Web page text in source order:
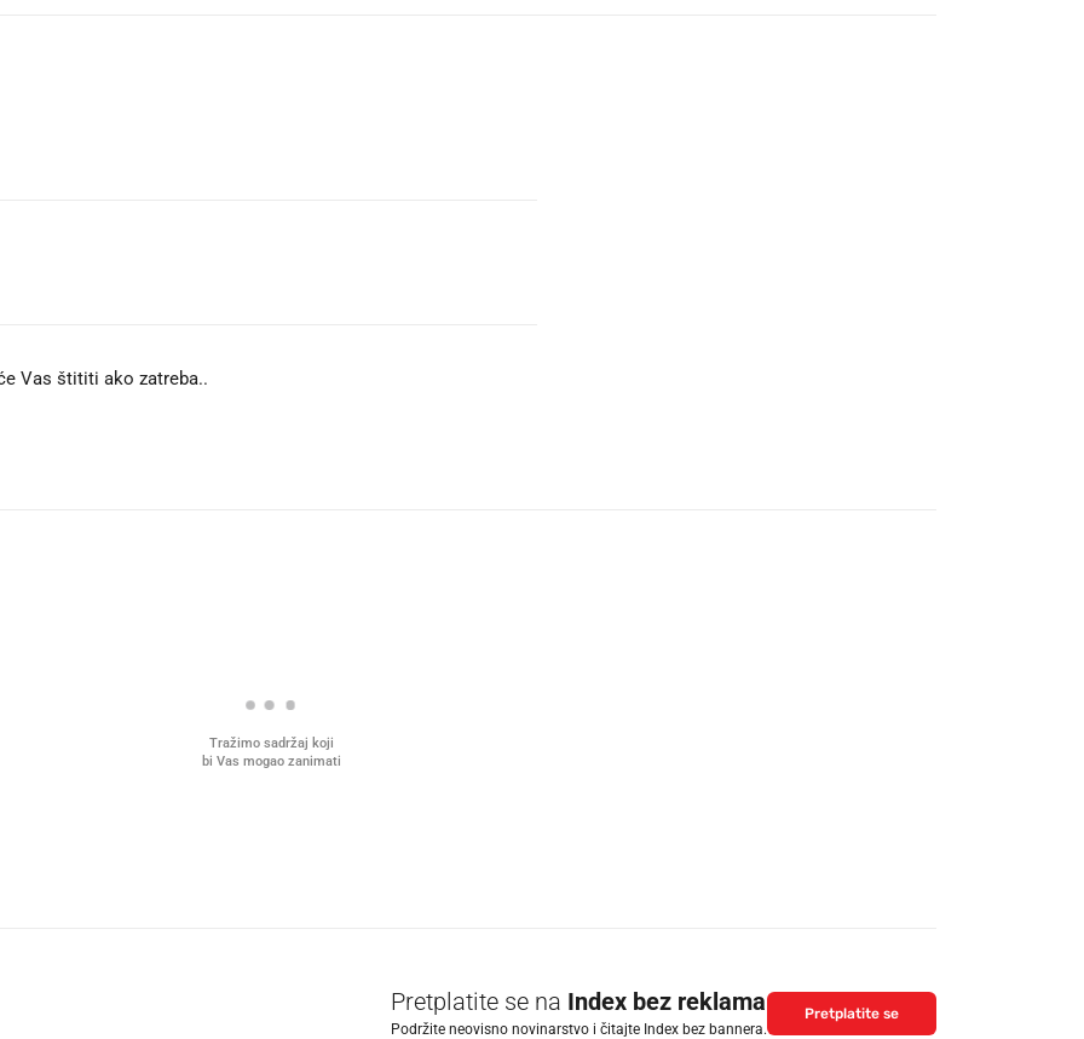
Vas štititi ako zatreba..
Tražimo sadržaj koji
bi Vas mogao zanimati
Pretplatite se na Index bez reklama
Podržite neovisno novinarstvo i čitajte Index bez bannera.
Pretplatite se